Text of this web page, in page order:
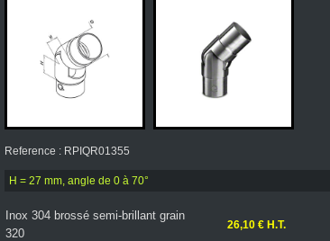
Reference : RPIQR01355
H = 27 mm, angle de 0 à 70°
Inox 304 brossé semi-brillant grain
320
26,10 € H.T.